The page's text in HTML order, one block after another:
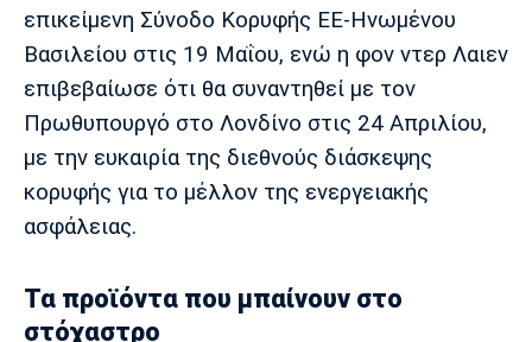
επικείμενη Σύνοδο Κορυφής ΕΕ-Ηνωμένου
Βασιλείου στις 19 Μαΐου, ενώ η φον ντερ Λαιεν
επιβεβαίωσε ότι θα συναντηθεί με τον
Πρωθυπουργό στο Λονδίνο στις 24 Απριλίου,
με την ευκαιρία της διεθνούς διάσκεψης
κορυφής για το μέλλον της ενεργειακής
ασφάλειας.
Τα προϊόντα που μπαίνουν στο
στόχαστρο